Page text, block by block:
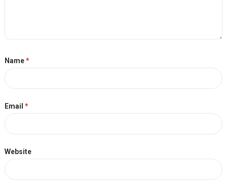
Name*
Email *
Website